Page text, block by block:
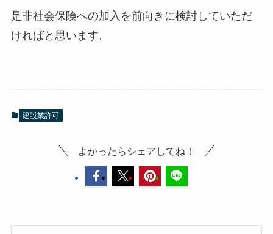
是非社会保険への加入を前向きに検討していただ
ければと思います。
建設業許可
よかったらシェアしてね！